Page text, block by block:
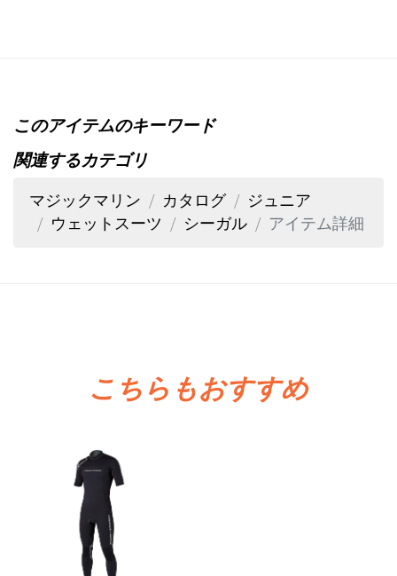
このアイテムのキーワード
関連するカテゴリ
マジックマリン
カタログ
ジュニア
ウェットスーツ
シーガル アイテム詳細
こちらもおすすめ